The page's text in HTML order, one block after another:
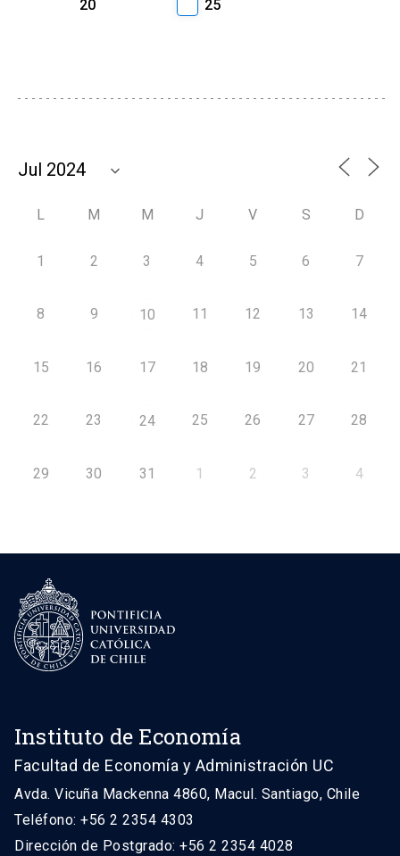
20
25
L M M J V S D
1 2 3 4 5 6 7
8 9 10 11 12 13 14
15 16 17 18 19 20 21
22 23 24 25 26 27 28
29 30 31 1 2 3 4
Instituto de Economía
Facultad de Economía y Administración UC
Avda. Vicuña Mackenna 4860, Macul. Santiago, Chile
Teléfono: +56 2 2354 4303
Dirección de Postgrado: +56 2 2354 4028